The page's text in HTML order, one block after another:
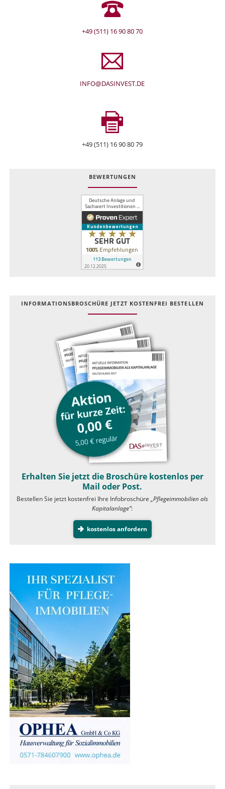
+49 (511) 16 90 80 70
INFO@DASINVEST.DE
+49 (511) 16 90 80 79
BEWERTUNGEN
INFOR­MATIONS­BROSCHÜRE JETZT KOSTEN­FREI BESTELLEN
Erhalten Sie jetzt die Broschüre kostenlos per
Mail oder Post.
Bestellen Sie jetzt kostenfrei Ihre Infobroschüre„Pflegeimmobilien als
Kapitalanlage”:
kostenlos anfordern